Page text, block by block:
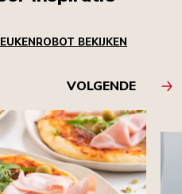
BEKIJKEN
VOLGENDE